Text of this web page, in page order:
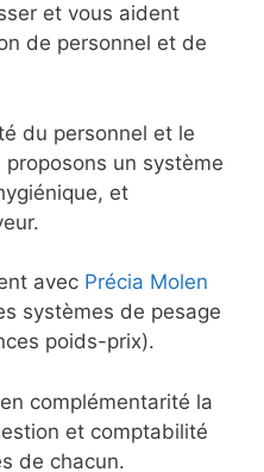
et vous aident
de personnel et de
du personnel et le
un système
et
avec Précia Molen
systèmes de pesage
poids-prix).
complémentarité la
et comptabilité
de chacun.